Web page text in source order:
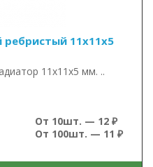
11х11х5
11х11х5 мм. ..
От 10шт. — 12 ₽
От 100шт. — 11 ₽